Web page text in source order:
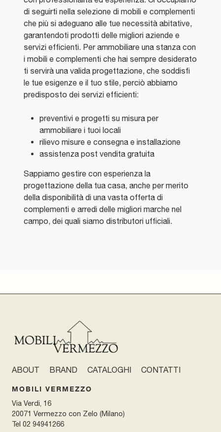
di seguirti nella selezione di mobili e complementi
che più si adeguano alle tue necessità abitative,
garantendoti prodotti delle migliori aziende e
servizi efficienti. Per ammobiliare una stanza con
i mobili e complementi che hai sempre desiderato
ti servirà una valida progettazione, che soddisfi
le tue esigenze e il tuo stile, perciò abbiamo
predisposto dei servizi efficienti:
preventivi e progetti su misura per
ammobiliare i tuoi locali
rilievo misure e consegna e installazione
assistenza post vendita gratuita
Sappiamo gestire con esperienza la
progettazione della tua casa, anche per merito
della disponibilità di una vasta offerta di
complementi e arredi delle migliori marche nel
campo, dei quali siamo distributori ufficiali.
ABOUT BRAND CATALOGHI CONTATTI
MOBILI VERMEZZO
Via Verdi, 16
20071 Vermezzo con Zelo (Milano)
Tel 02 94941266